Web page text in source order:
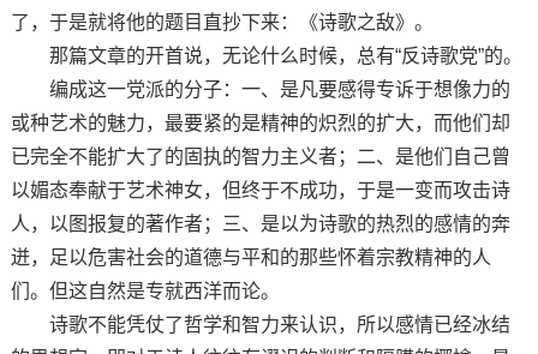
了，于是就将他的题目直抄下来：《诗歌之敌》。
那篇文章的开首说，无论什么时候，总有“反诗歌党”的。
编成这一党派的分子：一、是凡要感得专诉于想像力的
或种艺术的魅力，最要紧的是精神的炽烈的扩大，而他们却
已完全不能扩大了的固执的智力主义者；二、是他们自己曾
以媚态奉献于艺术神女，但终于不成功，于是一变而攻击诗
人，以图报复的著作者；三、是以为诗歌的热烈的感情的奔
迸，足以危害社会的道德与平和的那些怀着宗教精神的人
们。但这自然是专就西洋而论。
诗歌不能凭仗了哲学和智力来认识，所以感情已经冰结